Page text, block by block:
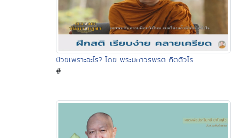
ป่วยเพราะอะไร? โดย พระมหาวรพรต กิตติวโร
#